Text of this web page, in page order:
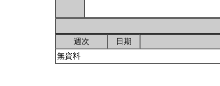
週次
日期
無資料